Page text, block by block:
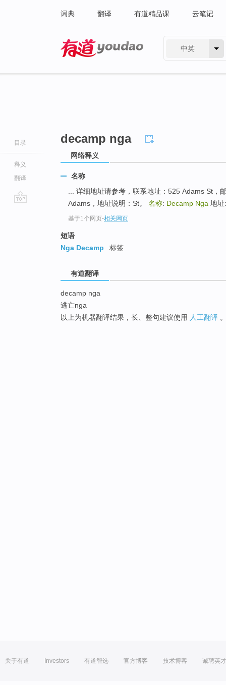
词典 翻译 有道精品课 云笔记
中英
目录
释义
翻译
decamp nga
网络释义
名称
... 详细地址请参考，联系地址：525 Adams St
Adams，地址说明：St。 名称: Decamp Nga 地
基于1个网页-相关网页
短语
Nga Decamp
标签
有道翻译
decamp nga
逃亡nga
以上为机器翻译结果，长、整句建议使用 人工翻译
关于有道 Investors 有道智选 官方博客 技术博客 诚聘英才